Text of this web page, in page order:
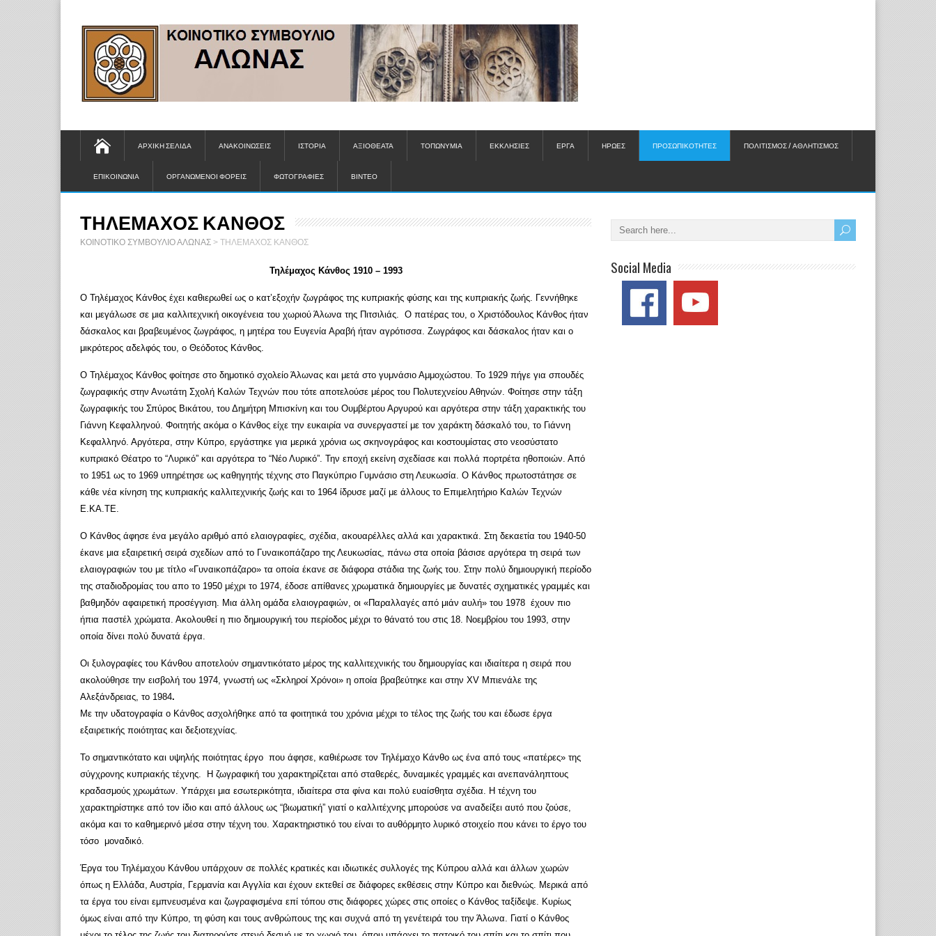
ΑΡΧΙΚΗ ΣΕΛΙΔΑ ΑΝΑΚΟΙΝΩΣΕΙΣ ΙΣΤΟΡΙΑ ΑΞΙΟΘΕΑΤΑ ΤΟΠΩΝΥΜΙΑ ΕΚΚΛΗΣΙΕΣ ΕΡΓΑ ΗΡΩΕΣ ΠΡΟΣΩΠΙΚΟΤΗΤΕΣ ΠΟΛΙΤΙΣΜΟΣ / ΑΘΛΗΤΙΣΜΟΣ
ΕΠΙΚΟΙΝΩΝΙΑ ΟΡΓΑΝΩΜΕΝΟΙ ΦΟΡΕΙΣ ΦΩΤΟΓΡΑΦΙΕΣ ΒΙΝΤΕΟ
ΤΗΛΕΜΑΧΟΣ ΚΑΝΘΟΣ
ΚΟΙΝΟΤΙΚΟ ΣΥΜΒΟΥΛΙΟ ΑΛΩΝΑΣ > ΤΗΛΕΜΑΧΟΣ ΚΑΝΘΟΣ
Τηλέμαχος Κάνθος 1910 – 1993
Ο Τηλέμαχος Κάνθος έχει καθιερωθεί ως ο κατ’εξοχήν ζωγράφος της κυπριακής φύσης και της κυπριακής ζωής. Γεννήθηκε
και μεγάλωσε σε μια καλλιτεχνική οικογένεια του χωριού Άλωνα της Πιτσιλιάς. Ο πατέρας του, ο Χριστόδουλος Κάνθος ήταν
δάσκαλος και βραβευμένος ζωγράφος, η μητέρα του Ευγενία Αραβή ήταν αγρότισσα. Ζωγράφος και δάσκαλος ήταν και ο
μικρότερος αδελφός του, ο Θεόδοτος Κάνθος.
Ο Τηλέμαχος Κάνθος φοίτησε στο δημοτικό σχολείο Άλωνας και μετά στο γυμνάσιο Αμμοχώστου. Το 1929 πήγε για σπουδές
ζωγραφικής στην Ανωτάτη Σχολή Καλών Τεχνών που τότε αποτελούσε μέρος του Πολυτεχνείου Αθηνών. Φοίτησε στην τάξη
ζωγραφικής του Σπύρος Βικάτου, του Δημήτρη Μπισκίνη και του Ουμβέρτου Αργυρού και αργότερα στην τάξη χαρακτικής του
Γιάννη Κεφαλληνού. Φοιτητής ακόμα ο Κάνθος είχε την ευκαιρία να συνεργαστεί με τον χαράκτη δάσκαλό του, το Γιάννη
Κεφαλληνό. Αργότερα, στην Κύπρο, εργάστηκε για μερικά χρόνια ως σκηνογράφος και κοστουμίστας στο νεοσύστατο
κυπριακό Θέατρο το “Λυρικό” και αργότερα το “Νέο Λυρικό”. Την εποχή εκείνη σχεδίασε και πολλά πορτρέτα ηθοποιών. Από
το 1951 ως το 1969 υπηρέτησε ως καθηγητής τέχνης στο Παγκύπριο Γυμνάσιο στη Λευκωσία. Ο Κάνθος πρωτοστάτησε σε
κάθε νέα κίνηση της κυπριακής καλλιτεχνικής ζωής και το 1964 ίδρυσε μαζί με άλλους το Επιμελητήριο Καλών Τεχνών
Ε.ΚΑ.ΤΕ.
Ο Κάνθος άφησε ένα μεγάλο αριθμό από ελαιογραφίες, σχέδια, ακουαρέλλες αλλά και χαρακτικά. Στη δεκαετία του 1940-50
έκανε μια εξαιρετική σειρά σχεδίων από το Γυναικοπάζαρο της Λευκωσίας, πάνω στα οποία βάσισε αργότερα τη σειρά των
ελαιογραφιών του με τίτλο «Γυναικοπάζαρο» τα οποία έκανε σε διάφορα στάδια της ζωής του. Στην πολύ δημιουργική περίοδο
της σταδιοδρομίας του απο το 1950 μέχρι το 1974, έδοσε απίθανες χρωματικά δημιουργίες με δυνατές σχηματικές γραμμές και
βαθμηδόν αφαιρετική προσέγγιση. Μια άλλη ομάδα ελαιογραφιών, οι «Παραλλαγές από μιάν αυλή» του 1978 έχουν πιο
ήπια παστέλ χρώματα. Ακολουθεί η πιο δημιουργική του περίοδος μέχρι το θάνατό του στις 18. Νοεμβρίου του 1993, στην
οποία δίνει πολύ δυνατά έργα.
Οι ξυλογραφίες του Κάνθου αποτελούν σημαντικότατο μέρος της καλλιτεχνικής του δημιουργίας και ιδιαίτερα η σειρά που
ακολούθησε την εισβολή του 1974, γνωστή ως «Σκληροί Χρόνοι» η οποία βραβεύτηκε και στην ΧV Μπιενάλε της
Αλεξάνδρειας, το 1984.
Με την υδατογραφία ο Κάνθος ασχολήθηκε από τα φοιτητικά του χρόνια μέχρι το τέλος της ζωής του και έδωσε έργα
εξαιρετικής ποιότητας και δεξιοτεχνίας.
Το σημαντικότατο και υψηλής ποιότητας έργο που άφησε, καθιέρωσε τον Τηλέμαχο Κάνθο ως ένα από τους «πατέρες» της
σύγχρονης κυπριακής τέχνης. Η ζωγραφική του χαρακτηρίζεται από σταθερές, δυναμικές γραμμές και ανεπανάληπτους
κραδασμούς χρωμάτων. Υπάρχει μια εσωτερικότητα, ιδιαίτερα στα φίνα και πολύ ευαίσθητα σχέδια. Η τέχνη του
χαρακτηρίστηκε από τον ίδιο και από άλλους ως “βιωματική” γιατί ο καλλιτέχνης μπορούσε να αναδείξει αυτό που ζούσε,
ακόμα και το καθημερινό μέσα στην τέχνη του. Χαρακτηριστικό του είναι το αυθόρμητο λυρικό στοιχείο που κάνει το έργο του
τόσο μοναδικό.
Έργα του Τηλέμαχου Κάνθου υπάρχουν σε πολλές κρατικές και ιδιωτικές συλλογές της Κύπρου αλλά και άλλων χωρών
όπως η Ελλάδα, Αυστρία, Γερμανία και Αγγλία και έχουν εκτεθεί σε διάφορες εκθέσεις στην Κύπρο και διεθνώς. Μερικά από
τα έργα του είναι εμπνευσμένα και ζωγραφισμένα επί τόπου στις διάφορες χώρες στις οποίες ο Κάνθος ταξίδεψε. Κυρίως
όμως είναι από την Κύπρο, τη φύση και τους ανθρώπους της και συχνά από τη γενέτειρά του την Άλωνα. Γιατί ο Κάνθος
Social Media